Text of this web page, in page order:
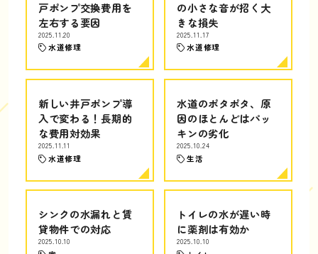
戸ポンプ交換費用を
左右する要因
2025.11.20
水道修理
の小さな音が招く大
きな損失
2025.11.17
水道修理
新しい井戸ポンプ導
入で変わる！長期的
な費用対効果
2025.11.11
水道修理
水道のポタポタ、原
因のほとんどはパッ
キンの劣化
2025.10.24
生活
シンクの水漏れと賃
貸物件での対応
2025.10.10
トイレの水が遅い時
に薬剤は有効か
2025.10.10